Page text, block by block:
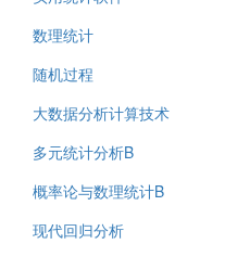
数理统计
随机过程
大数据分析计算技术
多元统计分析B
概率论与数理统计B
现代回归分析